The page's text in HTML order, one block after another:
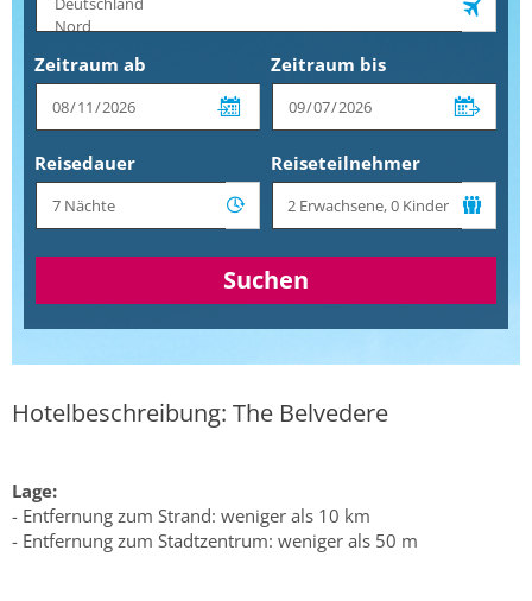
Zeitraum ab Zeitraum bis
Reisedauer Reiseteilnehmer
Suchen
Hotelbeschreibung: The Belvedere
Lage:
- Entfernung zum Strand: weniger als 10 km
- Entfernung zum Stadtzentrum: weniger als 50 m